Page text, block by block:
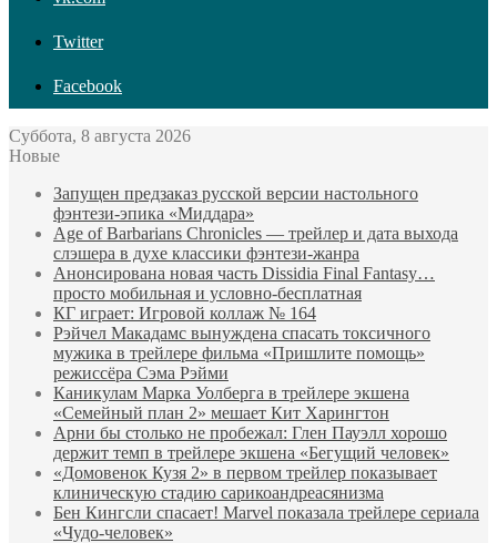
Twitter
Facebook
Суббота, 8 августа 2026
Новые
Запущен предзаказ русской версии настольного
фэнтези-эпика «Миддара»
Age of Barbarians Chronicles — трейлер и дата выхода
слэшера в духе классики фэнтези-жанра
Анонсирована новая часть Dissidia Final Fantasy…
просто мобильная и условно-бесплатная
КГ играет: Игровой коллаж № 164
Рэйчел Макадамс вынуждена спасать токсичного
мужика в трейлере фильма «Пришлите помощь»
режиссёра Сэма Рэйми
Каникулам Марка Уолберга в трейлере экшена
«Семейный план 2» мешает Кит Харингтон
Арни бы столько не пробежал: Глен Пауэлл хорошо
держит темп в трейлере экшена «Бегущий человек»
«Домовенок Кузя 2» в первом трейлер показывает
клиническую стадию сарикоандреасянизма
Бен Кингсли спасает! Marvel показала трейлере сериала
«Чудо-человек»